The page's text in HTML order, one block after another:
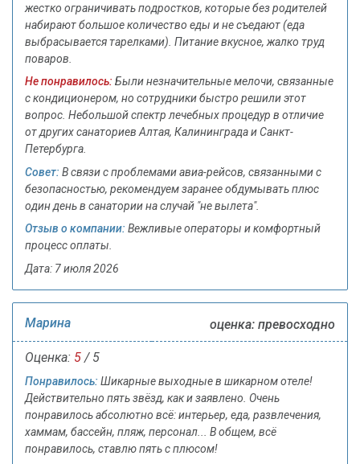
жестко ограничивать подростков, которые без родителей
набирают большое количество еды и не съедают (еда
выбрасывается тарелками). Питание вкусное, жалко труд
поваров.
Не понравилось: Были незначительные мелочи, связанные
с кондиционером, но сотрудники быстро решили этот
вопрос. Небольшой спектр лечебных процедур в отличие
от других санаториев Алтая, Калининграда и Санкт-
Петербурга.
Совет: В связи с проблемами авиа-рейсов, связанными с
безопасностью, рекомендуем заранее обдумывать плюс
один день в санатории на случай "не вылета".
Отзыв о компании: Вежливые операторы и комфортный
процесс оплаты.
Дата: 7 июля 2026
Марина оценка: превосходно
Оценка: 5 / 5
Понравилось: Шикарные выходные в шикарном отеле!
Действительно пять звёзд, как и заявлено. Очень
понравилось абсолютно всё: интерьер, еда, развлечения,
хаммам, бассейн, пляж, персонал... В общем, всё
понравилось, ставлю пять с плюсом!